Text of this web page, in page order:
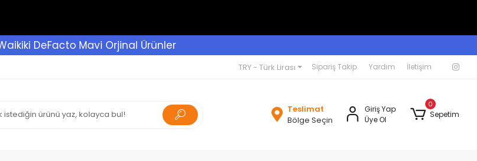
DeFacto Mavi Orjinal Ürünler
TRY - Türk Lirası Sipariş Takip Yardım İletişim
Teslimat
Bölge Seçin
Giriş Yap
Üye Ol
0
Sepetim